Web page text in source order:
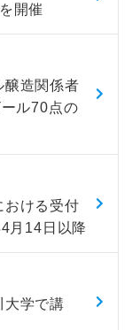
開催
醸造関係者
ル70点の
おける受付
月14日以降
大学で講